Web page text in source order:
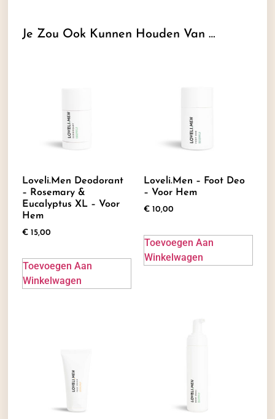
Je Zou Ook Kunnen Houden Van …
Loveli.men Deodorant
– Rosemary &
Eucalyptus XL – Voor
Hem
€ 15,00
Toevoegen Aan
Winkelwagen
Loveli.men – Foot Deo
– Voor Hem
€ 10,00
Toevoegen Aan
Winkelwagen